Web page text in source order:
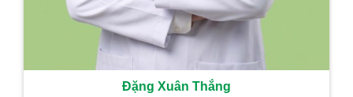
Đặng Xuân Thắng